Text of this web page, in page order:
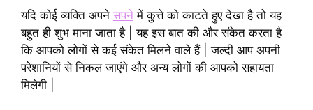
यदि कोई व्यक्ति अपने सपने में कुत्ते को काटते हुए देखा है तो यह
बहुत ही शुभ माना जाता है | यह इस बात की और संकेत करता है
कि आपको लोगों से कई संकेत मिलने वाले हैं | जल्दी आप अपनी
परेशानियों से निकल जाएंगे और अन्य लोगों की आपको सहायता
मिलेगी |